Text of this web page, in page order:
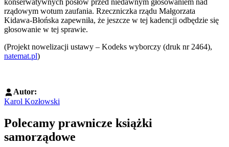
rządowym wotum zaufania. Rzeczniczka rządu Małgorzata
Kidawa-Błońska zapewniła, że jeszcze w tej kadencji odbędzie się
głosowanie w tej sprawie.
(Projekt nowelizacji ustawy – Kodeks wyborczy (druk nr 2464),
natemat.pl)
Autor:
Karol Kozłowski
Polecamy prawnicze książki
samorządowe